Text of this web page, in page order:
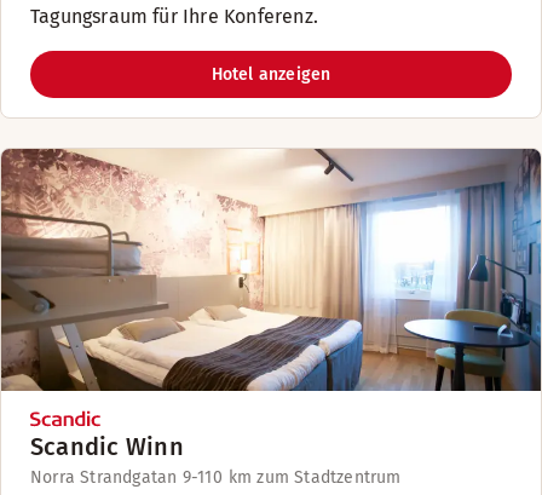
Tagungsraum für Ihre Konferenz.
Hotel anzeigen
Scandic Winn
Norra Strandgatan 9-110 km zum Stadtzentrum